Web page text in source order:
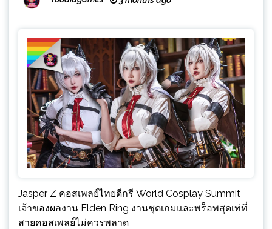
Jasper Z คอสเพลย์ไทยดีกรี World Cosplay Summit
เจ้าของผลงาน Elden Ring งานชุดเกมและพร็อพสุดเท่ที่
สายคอสเพลย์ไม่ควรพลาด